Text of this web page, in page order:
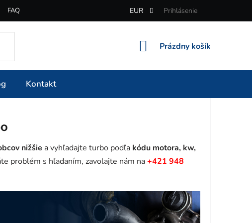
FAQ EUR Prihlásenie
NÁKUPNÝ
Prázdny košík
Kontakt
nižšie a vyhľadajte turbo podľa kódu motora, kw,
problém s hľadaním, zavolajte nám na+421 948